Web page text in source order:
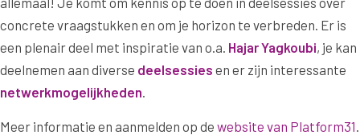
concrete vraagstukken en om je horizon te verbreden. Er is
een plenair deel met inspiratie van o.a. Hajar Yagkoubi, je kan
deelnemen aan diverse deelsessies en er zijn interessante
netwerkmogelijkheden.
Meer informatie en aanmelden op de website van Platform31